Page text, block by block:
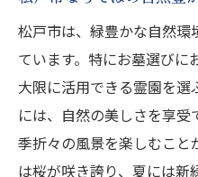
松戸市は、緑豊かな自然
ています。特にお墓選びに
大限に活用できる霊園を選
には、自然の美しさを享
季折々の風景を楽しむこと
は桜が咲き誇り、夏には